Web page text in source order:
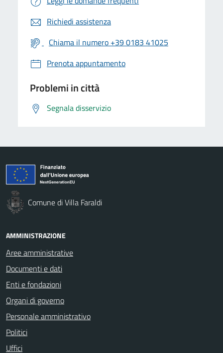
Richiedi assistenza
Chiama il numero +39 0183 41025
Prenota appuntamento
Problemi in città
Segnala disservizio
Comune di Villa Faraldi
AMMINISTRAZIONE
Aree amministrative
Documenti e dati
Enti e fondazioni
Organi di governo
Personale amministrativo
Politici
Uffici